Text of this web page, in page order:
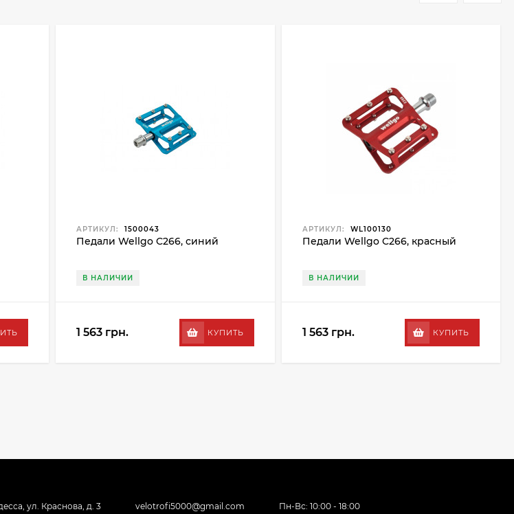
АРТИКУЛ: 1500043
Педали Wellgo C266, синий
В НАЛИЧИИ
1 563 грн. КУПИТЬ
АРТИКУЛ: WL100130
Педали Wellgo C266, красный
В НАЛИЧИИ
1 563 грн. КУПИТЬ
ул. Краснова, д. 3 velotrofi5000@gmail.com Пн-Вс: 10:00 - 18:00